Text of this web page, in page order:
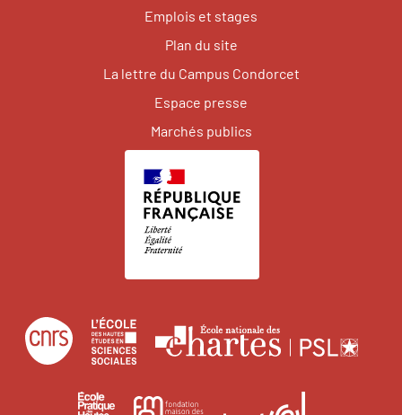
Emplois et stages
Plan du site
La lettre du Campus Condorcet
Espace presse
Marchés publics
Centre
national
École
des
École Fondation